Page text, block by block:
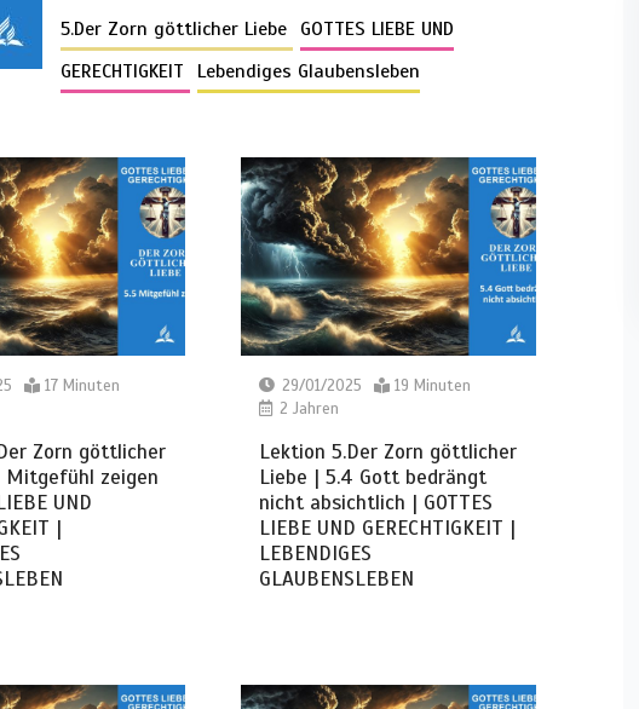
5.Der Zorn göttlicher Liebe GOTTES LIEBE UND
GERECHTIGKEIT
Lebendiges Glaubensleben
17 Minuten
Zorn göttlicher
Mitgefühl zeigen
UND
|
29/01/2025
19 Minuten
2 Jahren
Lektion 5.Der Zorn göttlicher
Liebe | 5.4 Gott bedrängt
nicht absichtlich | GOTTES
LIEBE UND GERECHTIGKEIT |
LEBENDIGES
GLAUBENSLEBEN